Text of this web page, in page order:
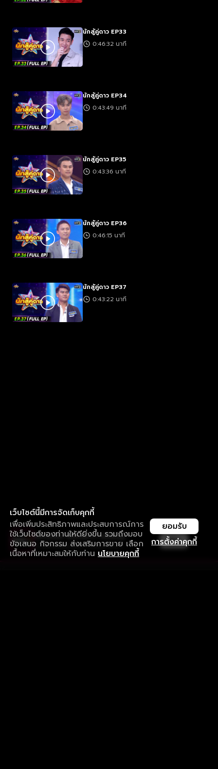
นักสู้คู่ดาว EP33
0:46:32 นาที
นักสู้คู่ดาว EP34
0:43:49 นาที
นักสู้คู่ดาว EP35
0:43:36 นาที
นักสู้คู่ดาว EP36
0:46:15 นาที
นักสู้คู่ดาว EP37
0:43:22 นาที
เว็บไซต์นี้มีการจัดเก็บคุกกี้
เพื่อเพิ่มประสิทธิภาพและประสบการณ์การ
ใช้เว็บไซต์ของท่านให้ดียิ่งขึ้น รวมถึงมอบ
ข้อเสนอ กิจกรรม ส่งเสริมการขาย เลือก
เนื้อหาที่เหมาะสมให้กับท่าน นโยบายคุกกี้
การตั้งค่าคุกกี้
ยอมรับ
ใช้งานแอป ลื่นไหลกว่า ไม่มีสะดุด
ดาวน์โหลดแอปเพื่อการรับชมที่ดีกว่า เปิด